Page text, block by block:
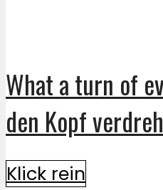
What a turn of
den Kopf
Klick rein